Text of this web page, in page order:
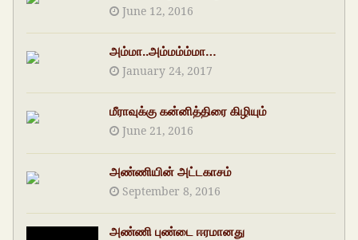
June 12, 2016
அம்மா..அம்மம்ம்மா…
January 24, 2017
மீராவுக்கு கன்னித்திரை கிழியும்
June 21, 2016
அண்ணியின் அட்டகாசம்
September 8, 2016
அண்ணி புண்டை ஈரமானது